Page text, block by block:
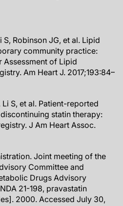
S, Robinson JG, et al. Lipid
community practice:
Assessment of Lipid
Am Heart J. 2017;193:84–
S, et al. Patient-reported
statin therapy:
J Am Heart Assoc.
Joint meeting of the
Committee and
Drugs Advisory
21-198, pravastatin
2000. Accessed July 30,